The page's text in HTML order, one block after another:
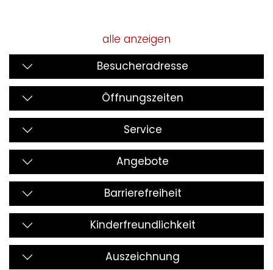
alle anzeigen
Besucheradresse
Öffnungszeiten
Service
Angebote
Barrierefreiheit
Kinderfreundlichkeit
Auszeichnung